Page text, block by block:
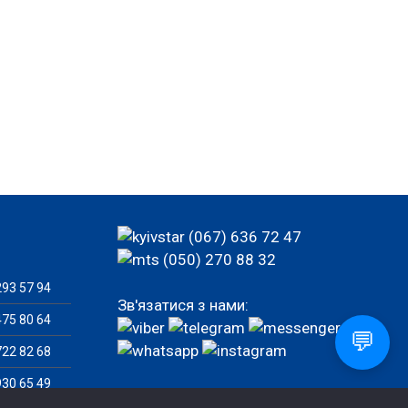
57 94
80 64
82 68
65 49
(067) 636 72 47
(050) 270 88 32
Зв'язатися з нами:
💬